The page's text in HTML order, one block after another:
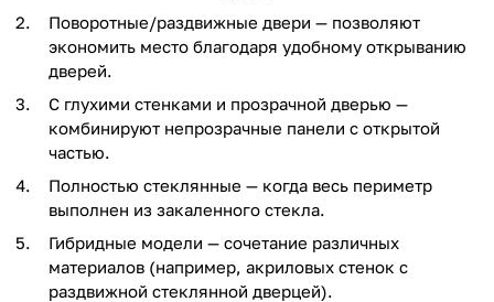
Поворотные/раздвижные двери — позволяют
экономить место благодаря удобному открыванию
дверей.
С глухими стенками и прозрачной дверью —
комбинируют непрозрачные панели с открытой
частью.
Полностью стеклянные — когда весь периметр
выполнен из закаленного стекла.
Гибридные модели — сочетание различных
материалов (например, акриловых стенок с
раздвижной стеклянной дверцей).